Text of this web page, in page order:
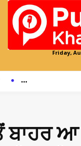
Friday,
ਆ